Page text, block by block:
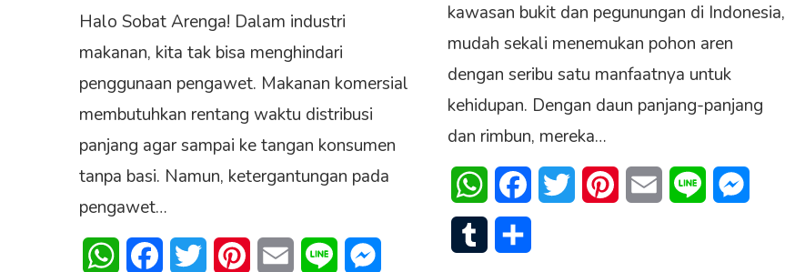
Halo Sobat Arenga! Dalam industri
makanan, kita tak bisa menghindari
penggunaan pengawet. Makanan komersial
membutuhkan rentang waktu distribusi
panjang agar sampai ke tangan konsumen
tanpa basi. Namun, ketergantungan pada
pengawet…
WhatsAppFacebookTwitter PinterestEmail Line Messenger
kawasan bukit dan pegunungan di Indonesia,
mudah sekali menemukan pohon aren
dengan seribu satu manfaatnya untuk
kehidupan. Dengan daun panjang-panjang
dan rimbun, mereka…
WhatsAppFacebookTwitter PinterestEmail Line
Tumblr